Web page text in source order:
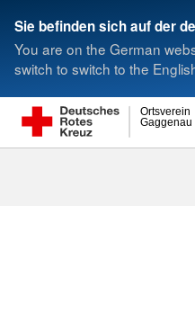
Sie befinden sich auf der
You are on the German
switch to switch to the
Gaggenau
Ortsverein